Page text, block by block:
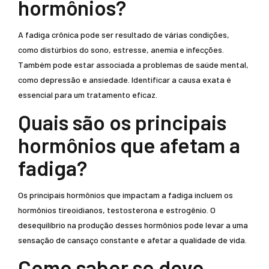
hormônios?
A fadiga crônica pode ser resultado de várias condições,
como distúrbios do sono, estresse, anemia e infecções.
Também pode estar associada a problemas de saúde mental,
como depressão e ansiedade. Identificar a causa exata é
essencial para um tratamento eficaz.
Quais são os principais
hormônios que afetam a
fadiga?
Os principais hormônios que impactam a fadiga incluem os
hormônios tireoidianos, testosterona e estrogênio. O
desequilíbrio na produção desses hormônios pode levar a uma
sensação de cansaço constante e afetar a qualidade de vida.